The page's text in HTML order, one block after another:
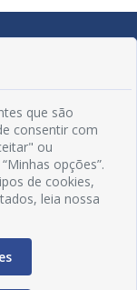
que são
consentir com
ou
opções”.
de cookies,
leia nossa